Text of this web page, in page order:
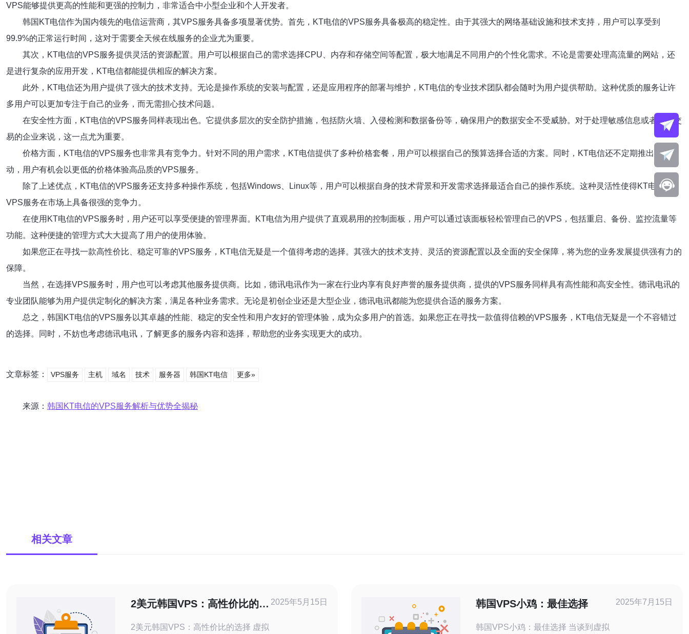
VPS能够提供更高的性能和更强的控制力，非常适合中小型企业和个人开发者。
韩国KT电信作为国内领先的电信运营商，其VPS服务具备多项显著优势。首先，KT电信的VPS服务具备极高的稳定性。由于其强大的网络基础设施和技术支持，用户可以享受到
99.9%的正常运行时间，这对于需要全天候在线服务的企业尤为重要。
其次，KT电信的VPS服务提供灵活的资源配置。用户可以根据自己的需求选择CPU、内存和存储空间等配置，极大地满足不同用户的个性化需求。不论是需要处理高流量的网站，还
是进行复杂的应用开发，KT电信都能提供相应的解决方案。
此外，KT电信还为用户提供了强大的技术支持。无论是操作系统的安装与配置，还是应用程序的部署与维护，KT电信的专业技术团队都会随时为用户提供帮助。这种优质的服务让许
多用户可以更加专注于自己的业务，而无需担心技术问题。
在安全性方面，KT电信的VPS服务同样表现出色。它提供多层次的安全防护措施，包括防火墙、入侵检测和数据备份等，确保用户的数据安全不受威胁。对于处理敏感信息或者金融交
易的企业来说，这一点尤为重要。
价格方面，KT电信的VPS服务也非常具有竞争力。针对不同的用户需求，KT电信提供了多种价格套餐，用户可以根据自己的预算选择合适的方案。同时，KT电信还不定期推出优惠活
动，用户有机会以更低的价格体验高品质的VPS服务。
除了上述优点，KT电信的VPS服务还支持多种操作系统，包括Windows、Linux等，用户可以根据自身的技术背景和开发需求选择最适合自己的操作系统。这种灵活性使得KT电信的
VPS服务在市场上具备很强的竞争力。
在使用KT电信的VPS服务时，用户还可以享受便捷的管理界面。KT电信为用户提供了直观易用的控制面板，用户可以通过该面板轻松管理自己的VPS，包括重启、备份、监控流量等
功能。这种便捷的管理方式大大提高了用户的使用体验。
如果您正在寻找一款高性价比、稳定可靠的VPS服务，KT电信无疑是一个值得考虑的选择。其强大的技术支持、灵活的资源配置以及全面的安全保障，将为您的业务发展提供强有力的
保障。
当然，在选择VPS服务时，用户也可以考虑其他服务提供商。比如，德讯电讯作为一家在行业内享有良好声誉的服务提供商，提供的VPS服务同样具有高性能和高安全性。德讯电讯的
专业团队能够为用户提供定制化的解决方案，满足各种业务需求。无论是初创企业还是大型企业，德讯电讯都能为您提供合适的服务方案。
总之，韩国KT电信的VPS服务以其卓越的性能、稳定的安全性和用户友好的管理体验，成为众多用户的首选。如果您正在寻找一款值得信赖的VPS服务，KT电信无疑是一个不容错过
的选择。同时，不妨也考虑德讯电讯，了解更多的服务内容和选择，帮助您的业务实现更大的成功。
文章标签： VPS服务 主机 域名 技术 服务器 韩国KT电信 更多»
来源： 韩国KT电信的VPS服务解析与优势全揭秘
相关文章
2美元韩国VPS：高性价比的选
2美元韩国VPS：高性价比的选择 虚拟
2025年5月15日 韩国VPS小鸡：最佳选择
韩国VPS小鸡：最佳选择 当谈到虚拟
2025年7月15日